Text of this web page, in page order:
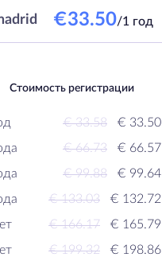
€33.50/1 год
Стоимость регистрации
€ 33.58
€ 33.50
€ 66.73
€ 66.57
€ 99.88
€ 99.64
€ 133.03
€ 132.72
€ 166.17
€ 165.79
€ 199.32
€ 198.86